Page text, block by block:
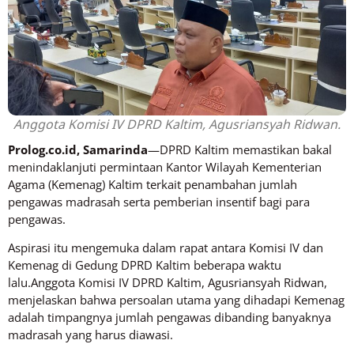
Anggota Komisi IV DPRD Kaltim, Agusriansyah Ridwan.
Prolog.co.id, Samarinda—DPRD Kaltim memastikan bakal
menindaklanjuti permintaan Kantor Wilayah Kementerian
Agama (Kemenag) Kaltim terkait penambahan jumlah
pengawas madrasah serta pemberian insentif bagi para
pengawas.
Aspirasi itu mengemuka dalam rapat antara Komisi IV dan
Kemenag di Gedung DPRD Kaltim beberapa waktu
lalu.Anggota Komisi IV DPRD Kaltim, Agusriansyah Ridwan,
menjelaskan bahwa persoalan utama yang dihadapi Kemenag
adalah timpangnya jumlah pengawas dibanding banyaknya
madrasah yang harus diawasi.